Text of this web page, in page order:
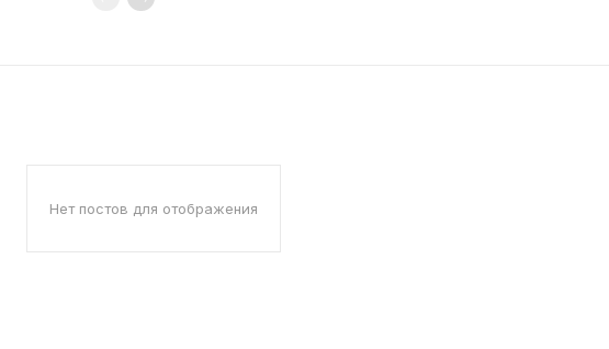
Нет постов для отображения